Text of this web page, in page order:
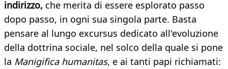
indirizzo, che merita di essere esplorato passo
dopo passo, in ogni sua singola parte. Basta
pensare al lungo excursus dedicato all'evoluzione
della dottrina sociale, nel solco della quale si pone
la Manigifica humanitas, e ai tanti papi richiamati: